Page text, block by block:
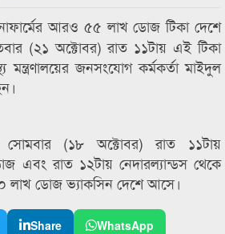
আরও ৫৫ লাখ ডোজ টিকা দেশে
(২১ অক্টোবর) রাত ১১টায় এই টিকা
মন্ত্রণালয়ের জনসংযোগ কর্মকর্তা মাইদুল
(১৮ অক্টোবর) রাত ১১টায়
এবং রাত ১২টায় নেদারল্যান্ডস থেকে
লাখ ডোজ ভ্যাকসিন দেশে আসে।
Share
WhatsApp